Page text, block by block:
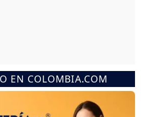
EN COLOMBIA.COM